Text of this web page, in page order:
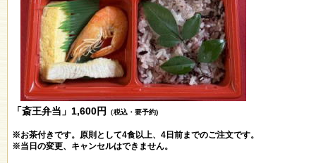
「斎王弁当」1,600円 （税込・要予約)
※お茶付きです。原則として4食以上、4日前までのご注文です。
※当日の変更、キャンセルはできません。